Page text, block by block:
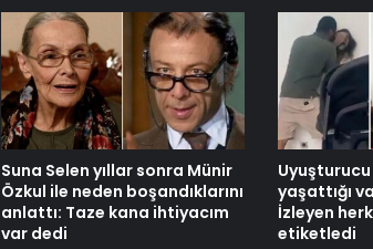
Suna Selen yıllar sonra Münir
Özkul ile neden boşandıklarını
anlattı: Taze kana ihtiyacım
var dedi
Uyuşturucu
yaşattığı
İzleyen
etiketledi